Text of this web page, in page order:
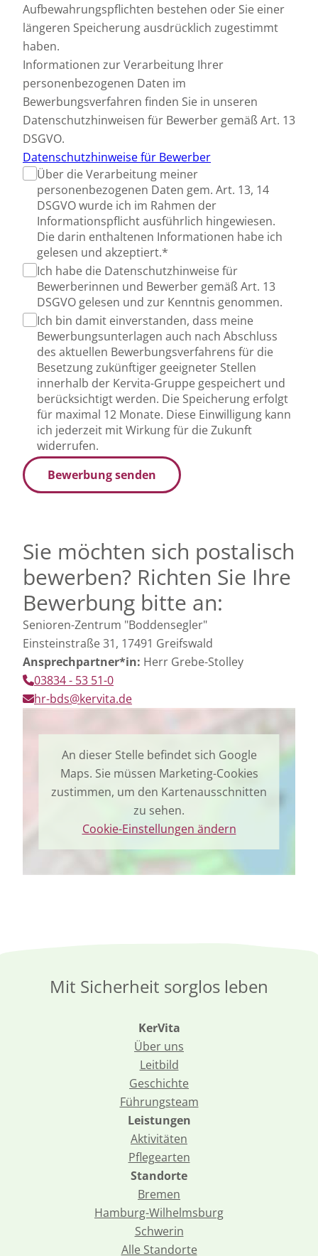
Aufbewahrungspflichten bestehen oder Sie einer
längeren Speicherung ausdrücklich zugestimmt
haben.
Informationen zur Verarbeitung Ihrer
personenbezogenen Daten im
Bewerbungsverfahren finden Sie in unseren
Datenschutzhinweisen für Bewerber gemäß Art. 13
DSGVO.
Datenschutzhinweise für Bewerber
Über die Verarbeitung meiner
personenbezogenen Daten gem. Art. 13, 14
DSGVO wurde ich im Rahmen der
Informationspflicht ausführlich hingewiesen.
Die darin enthaltenen Informationen habe ich
gelesen und akzeptiert.*
Ich habe die Datenschutzhinweise für
Bewerberinnen und Bewerber gemäß Art. 13
DSGVO gelesen und zur Kenntnis genommen.
Ich bin damit einverstanden, dass meine
Bewerbungsunterlagen auch nach Abschluss
des aktuellen Bewerbungsverfahrens für die
Besetzung zukünftiger geeigneter Stellen
innerhalb der Kervita-Gruppe gespeichert und
berücksichtigt werden. Die Speicherung erfolgt
für maximal 12 Monate. Diese Einwilligung kann
ich jederzeit mit Wirkung für die Zukunft
widerrufen.
Bewerbung senden
Sie möchten sich postalisch
bewerben? Richten Sie Ihre
Bewerbung bitte an:
Senioren-Zentrum "Boddensegler"
Einsteinstraße 31, 17491 Greifswald
Ansprechpartner*in: Herr Grebe-Stolley
03834 - 53 51-0
hr-bds@kervita.de
An dieser Stelle befindet sich Google
Maps. Sie müssen Marketing-Cookies
zustimmen, um den Kartenausschnitten
zu sehen.
Cookie-Einstellungen ändern
Mit Sicherheit sorglos leben
KerVita
Über uns
Leitbild
Geschichte
Führungsteam
Leistungen
Aktivitäten
Pflegearten
Standorte
Bremen
Hamburg-Wilhelmsburg
Schwerin
Alle Standorte